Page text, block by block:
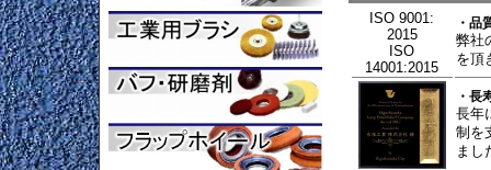
弊社製品を海外に輸出
のご確認をお願い申
2018/6/28 ・QAに研磨ベルト／エ
お問合せの多かった研
オススメの研磨ベルト
をQAのよくあるご質
ISO 9001:
2015
ISO
14001:2015
・品
弊社
を頂
・長
長年
制を
まし